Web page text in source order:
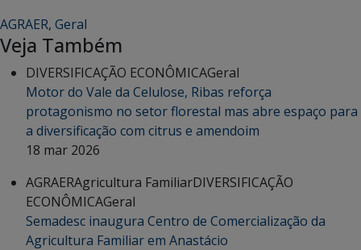
AGRAER, Geral
Veja Também
DIVERSIFICAÇÃO ECONÔMICAGeral
Motor do Vale da Celulose, Ribas reforça
protagonismo no setor florestal mas abre espaço para
a diversificação com citrus e amendoim
18 mar 2026
AGRAERAgricultura FamiliarDIVERSIFICAÇÃO
ECONÔMICAGeral
Semadesc inaugura Centro de Comercialização da
Agricultura Familiar em Anastácio